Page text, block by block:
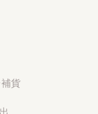
貨